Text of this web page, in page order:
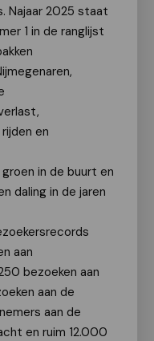
Najaar 2025 staat
1 in de ranglijst
en
in de buurt en
daling in de jaren
aan
bezoeken aan
aan de
aan de
en ruim 12.000